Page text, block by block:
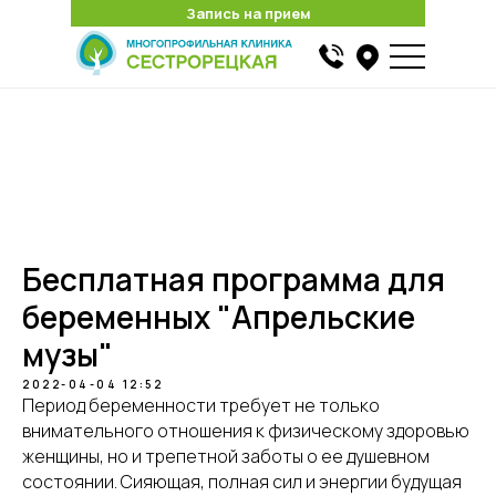
Запись на прием
Запись на прием
Бесплатная программа для
беременных "Апрельские
музы"
2022-04-04 12:52
Период беременности требует не только
внимательного отношения к физическому здоровью
женщины, но и трепетной заботы о ее душевном
состоянии. Сияющая, полная сил и энергии будущая